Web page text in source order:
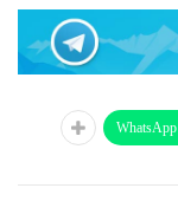
WhatsApp